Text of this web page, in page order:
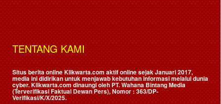
TENTANG KAMI
Situs berita online Klikwarta.com aktif online sejak Januari 2017,
media ini didirikan untuk menjawab kebutuhan informasi melalui dunia
cyber. Klikwarta.com dinaungi oleh PT. Wahana Bintang Media
(Terverifikasi Faktual Dewan Pers), Nomor : 363/DP-
Verifikasi/K/X/2025.